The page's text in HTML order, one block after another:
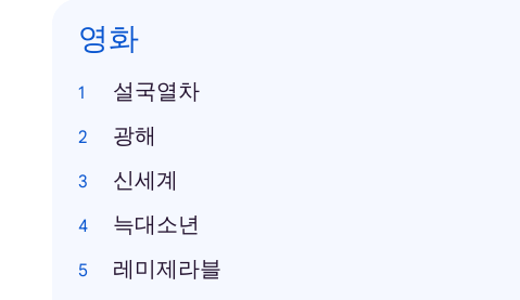
영화
설국열차
광해
신세계
늑대소년
레미제라블